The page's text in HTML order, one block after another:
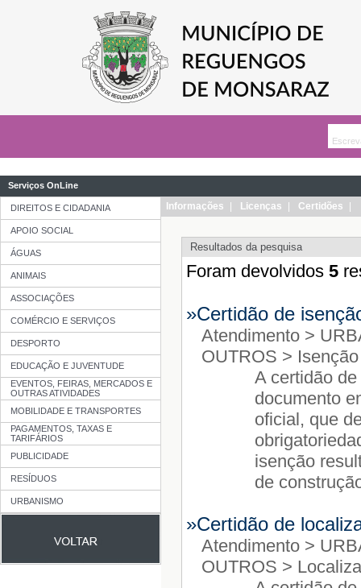
Serviços OnLine
DIREITOS E CIDADANIA
APOIO SOCIAL
ÁGUAS
ANIMAIS
ASSOCIAÇÕES
COMÉRCIO E SERVIÇOS
DESPORTO
EDUCAÇÃO E JUVENTUDE
EVENTOS, FEIRAS, MERCADOS E
OUTRAS ATIVIDADES
MOBILIDADE E TRANSPORTES
PAGAMENTOS, TAXAS E
TARIFÁRIOS
PUBLICIDADE
RESÍDUOS
URBANISMO
Informações Licenças Certidões